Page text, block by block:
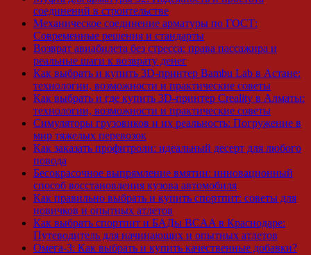
соединений в строительстве
Механическое соединение арматуры по ГОСТ:
Современные решения и стандарты
Возврат авиабилета без стресса: права пассажира и
реальные шаги к возврату денег
Как выбрать и купить 3D-принтер Bambu Lab в Астане:
технологии, возможности и практические советы
Как выбрать и где купить 3D-принтер Creality в Алматы:
технологии, возможности и практические советы
Симуляторы грузовиков и их реальность: Погружение в
мир тяжелых перевозок
Как заказать профитроли: идеальный десерт для любого
повода
Бесокрасочное выпрямление вмятин: инновационный
способ восстановления кузова автомобиля
Как правильно выбрать и купить спортпит: советы для
новичков и опытных атлетов
Как выбрать спортпит и БАДы BCAA в Краснодаре:
Путеводитель для начинающих и опытных атлетов
Омега-3: Как выбрать и купить качественные добавки?